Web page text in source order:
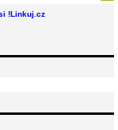
Linkuj.cz